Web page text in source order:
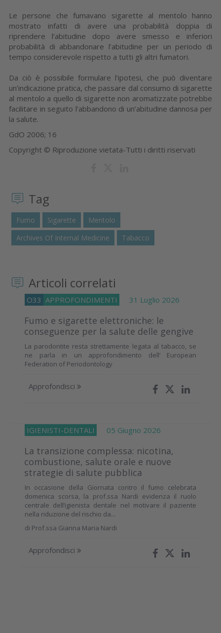
Le persone che fumavano sigarette al mentolo hanno
mostrato infatti di avere una probabilità doppia di
riprendere l’abitudine dopo avere smesso e inferiori
probabilità di abbandonare l’abitudine per un periodo di
tempo considerevole rispetto a tutti gli altri fumatori.
Da ciò è possibile formulare l’ipotesi, che può diventare
un’indicazione pratica, che passare dal consumo di sigarette
al mentolo a quello di sigarette non aromatizzate potrebbe
facilitare in seguito l’abbandono di un’abitudine dannosa per
la salute.
GdO 2006; 16
Copyright © Riproduzione vietata-Tutti i diritti riservati
Tag
Fumo Sigarette
Mentolo
Archives Of Internal Medicine
Tabacco
Articoli correlati
O33 APPROFONDIMENTI 31 Luglio 2026
Fumo e sigarette elettroniche: le
conseguenze per la salute delle gengive
La parodontite resta strettamente legata al tabacco, se
ne parla in un approfondimento dell’ European
Federation of Periodontology
Approfondisci
IGIENISTI-DENTALI 05 Giugno 2026
La transizione complessa: nicotina,
combustione, salute orale e nuove
strategie di salute pubblica
In occasione della Giornata contro il fumo celebrata
domenica scorsa, la prof.ssa Nardi evidenza il ruolo
centrale dell’igienista dentale nel motivare il paziente
nella riduzione del rischio da...
di Prof.ssa Gianna Maria Nardi
Approfondisci